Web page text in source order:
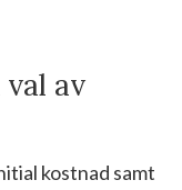
av
kostnad samt